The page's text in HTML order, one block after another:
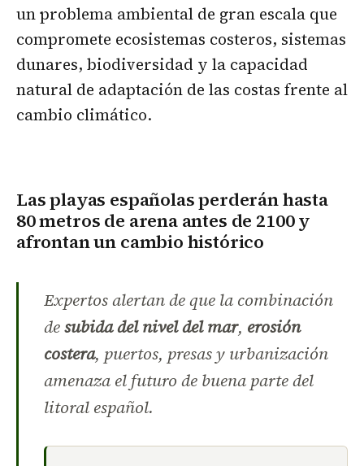
un problema ambiental de gran escala que
compromete ecosistemas costeros, sistemas
dunares, biodiversidad y la capacidad
natural de adaptación de las costas frente al
cambio climático.
Las playas españolas perderán hasta
80 metros de arena antes de 2100 y
afrontan un cambio histórico
Expertos alertan de que la combinación
desubida del nivel del mar, erosión
costera, puertos, presas y urbanización
amenaza el futuro de buena parte del
litoral español.